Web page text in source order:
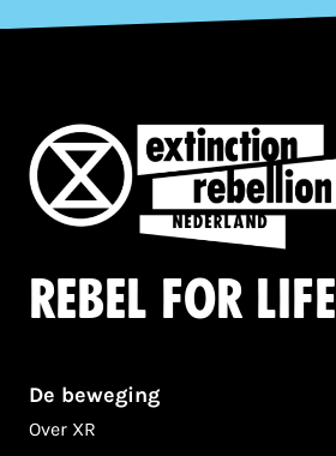
Rebel for life
De beweging
Over XR